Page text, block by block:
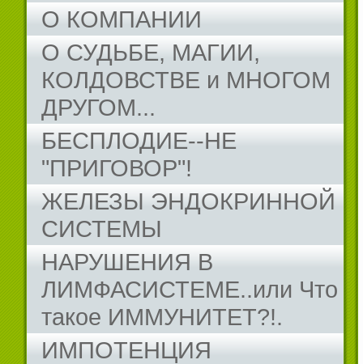
О КОМПАНИИ
О СУДЬБЕ, МАГИИ,
КОЛДОВСТВЕ и МНОГОМ
ДРУГОМ...
БЕСПЛОДИЕ--НЕ
"ПРИГОВОР"!
ЖЕЛЕЗЫ ЭНДОКРИННОЙ
СИСТЕМЫ
НАРУШЕНИЯ В
ЛИМФАСИСТЕМЕ..или Что
такое ИММУНИТЕТ?!.
ИМПОТЕНЦИЯ